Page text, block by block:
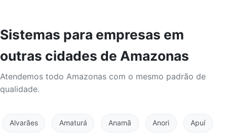
Sistemas para empresas em
outras cidades de Amazonas
Atendemos todo Amazonas com o mesmo padrão de
qualidade.
Alvarães Amaturá Anamã Anori Apuí